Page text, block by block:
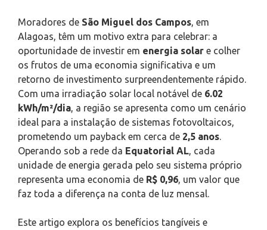
Moradores de São Miguel dos Campos , em
Alagoas, têm um motivo extra para celebrar: a
oportunidade de investir em energia solar e colher
os frutos de uma economia significativa e um
retorno de investimento surpreendentemente rápido.
Com uma irradiação solar local notável de 6.02
kWh/m²/dia , a região se apresenta como um cenário
ideal para a instalação de sistemas fotovoltaicos,
prometendo um payback em cerca de 2,5 anos
Operando sob a rede da Equatorial AL , cada
unidade de energia gerada pelo seu sistema próprio
representa uma economia de R$ 0,96 , um valor que
faz toda a diferença na conta de luz mensal.
Este artigo explora os benefícios tangíveis e